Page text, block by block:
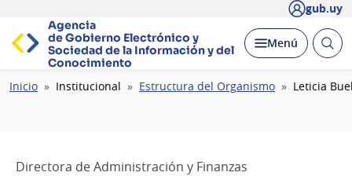
gub.uy
Agencia
de Gobierno Electrónico y
Sociedad de la Información y del
Conocimiento
Desplegar
Menú Abrir
Ruta
Inicio Institucional Estructura del Organismo Leticia
Directora de Administración y Finanzas